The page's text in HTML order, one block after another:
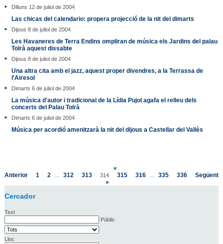
Dilluns 12 de juliol de 2004
Las chicas del calendario: propera projecció de la nit del dimarts
Dijous 8 de juliol de 2004
Les Havaneres de Terra Endins ompliran de música els Jardins del palau
Tolrà aquest dissabte
Dijous 8 de juliol de 2004
Una altra cita amb el jazz, aquest proper divendres, a la Terrassa de
l'Airesol
Dimarts 6 de juliol de 2004
La música d'autor i tradicional de la Lídia Pujol agafa el relleu dels
concerts del Palau Tolrà
Dimarts 6 de juliol de 2004
Música per acordió amenitzarà la nit del dijous a Castellar del Vallès
«
Anterior
1 2 312 313 314 315 316 335 336
Següent
»
Cercador
Text
Públic
Lloc